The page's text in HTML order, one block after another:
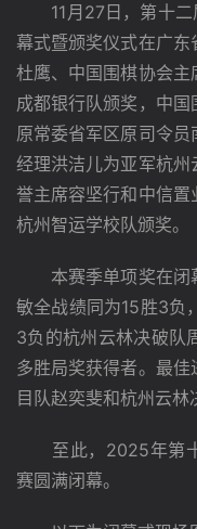
11月27日，第十二
幕式暨颁奖仪式在广
杜鹰、中国围棋协会
成都银行队颁奖，中
原常委省军区原司令
经理洪洁儿为亚军杭
誉主席容坚行和中信
杭州智运学校队颁奖。
本赛季单项奖在闭
敏全战绩同为15胜3负
3负的杭州云林决破队
多胜局奖获得者。最
目队赵奕斐和杭州云林
至此，2025年第十
赛圆满闭幕。